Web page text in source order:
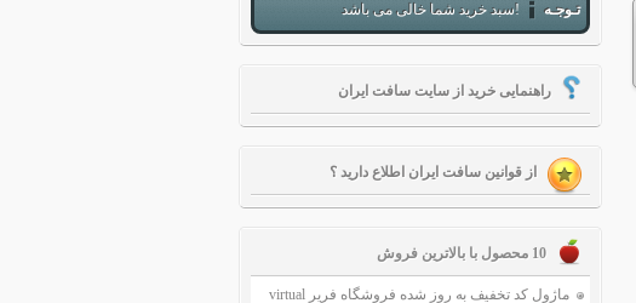
تـوجـه سبد خرید شما خالی می باشد!
راهنمایی خرید از سایت سافت ایران
از قوانین سافت ایران اطلاع دارید ؟
10 محصول با بالاترین فروش
ماژول کد تخفیف به روز شده فروشگاه فریر virtual